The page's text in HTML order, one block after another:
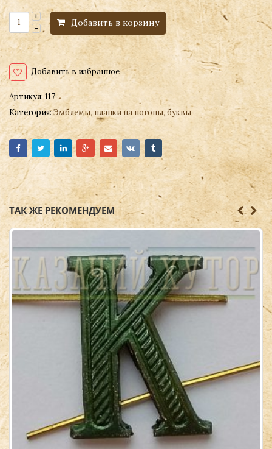
Добавить в корзину
Добавить в избранное
Артикул:117
Категория:Эмблемы, планки на погоны, буквы
ТАК ЖЕ РЕКОМЕНДУЕМ